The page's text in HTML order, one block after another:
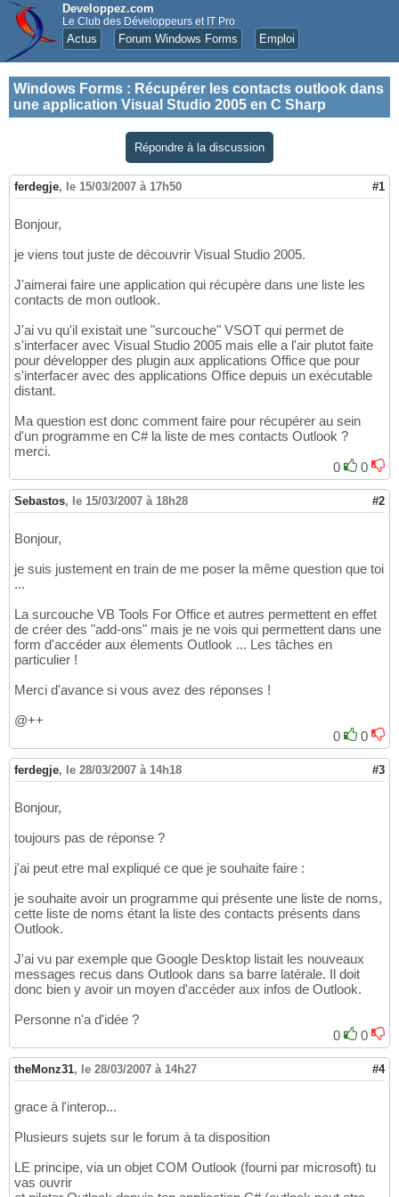
Developpez.com
Le Club des Développeurs et IT Pro
Actus Forum Windows Forms Emploi
Windows Forms : Récupérer les contacts outlook dans
une application Visual Studio 2005 en C Sharp
Répondre à la discussion
ferdegje, le 15/03/2007 à 17h50 #1
Bonjour,
je viens tout juste de découvrir Visual Studio 2005.
J'aimerai faire une application qui récupère dans une liste les
contacts de mon outlook.
J'ai vu qu'il existait une "surcouche" VSOT qui permet de
s'interfacer avec Visual Studio 2005 mais elle a l'air plutot faite
pour développer des plugin aux applications Office que pour
s'interfacer avec des applications Office depuis un exécutable
distant.
Ma question est donc comment faire pour récupérer au sein
d'un programme en C# la liste de mes contacts Outlook ?
merci.
0
0
Sebastos, le 15/03/2007 à 18h28 #2
Bonjour,
je suis justement en train de me poser la même question que toi
...
La surcouche VB Tools For Office et autres permettent en effet
de créer des "add-ons" mais je ne vois qui permettent dans une
form d'accéder aux élements Outlook ... Les tâches en
particulier !
Merci d'avance si vous avez des réponses !
@++
0
0
ferdegje, le 28/03/2007 à 14h18 #3
Bonjour,
toujours pas de réponse ?
j'ai peut etre mal expliqué ce que je souhaite faire :
je souhaite avoir un programme qui présente une liste de noms,
cette liste de noms étant la liste des contacts présents dans
Outlook.
J'ai vu par exemple que Google Desktop listait les nouveaux
messages recus dans Outlook dans sa barre latérale. Il doit
donc bien y avoir un moyen d'accéder aux infos de Outlook.
Personne n'a d'idée ?
0
0
theMonz31, le 28/03/2007 à 14h27 #4
grace à l'interop...
Plusieurs sujets sur le forum à ta disposition
LE principe, via un objet COM Outlook (fourni par microsoft) tu
vas ouvrir